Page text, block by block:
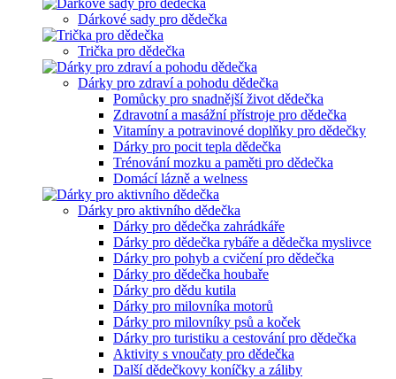
Dárkové sady pro dědečka
Trička pro dědečka
Dárky pro zdraví a pohodu dědečka
Pomůcky pro snadnější život dědečka
Zdravotní a masážní přístroje pro dědečka
Vitamíny a potravinové doplňky pro dědečky
Dárky pro pocit tepla dědečka
Trénování mozku a paměti pro dědečka
Domácí lázně a welness
Dárky pro aktivního dědečka
Dárky pro dědečka zahrádkáře
Dárky pro dědečka rybáře a dědečka myslivce
Dárky pro pohyb a cvičení pro dědečka
Dárky pro dědečka houbaře
Dárky pro dědu kutila
Dárky pro milovníka motorů
Dárky pro milovníky psů a koček
Dárky pro turistiku a cestování pro dědečka
Aktivity s vnoučaty pro dědečka
Další dědečkovy koníčky a záliby